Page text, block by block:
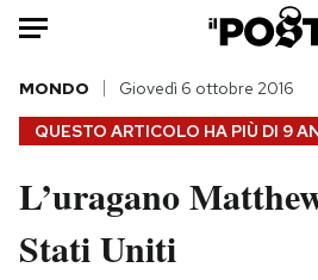
Auto
HOME
Italia
Politica
QUESTO ARTICOLO HA PIÙ DI 9
MONDO Giovedì 6 ottobre 2016
L’uragano
Stati Uniti